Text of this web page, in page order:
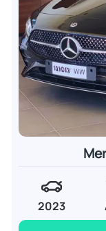
2023